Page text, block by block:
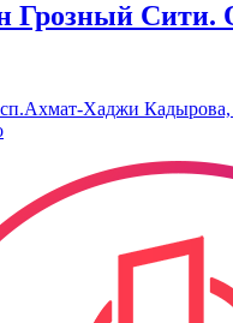
Грозный Сити.
Хаджи Кадырова,